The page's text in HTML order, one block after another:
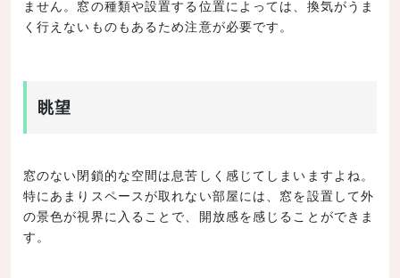
ません。窓の種類や設置する位置によっては、換気がうま
く行えないものもあるため注意が必要です。
眺望
窓のない閉鎖的な空間は息苦しく感じてしまいますよね。
特にあまりスペースが取れない部屋には、窓を設置して外
の景色が視界に入ることで、開放感を感じることができま
す。